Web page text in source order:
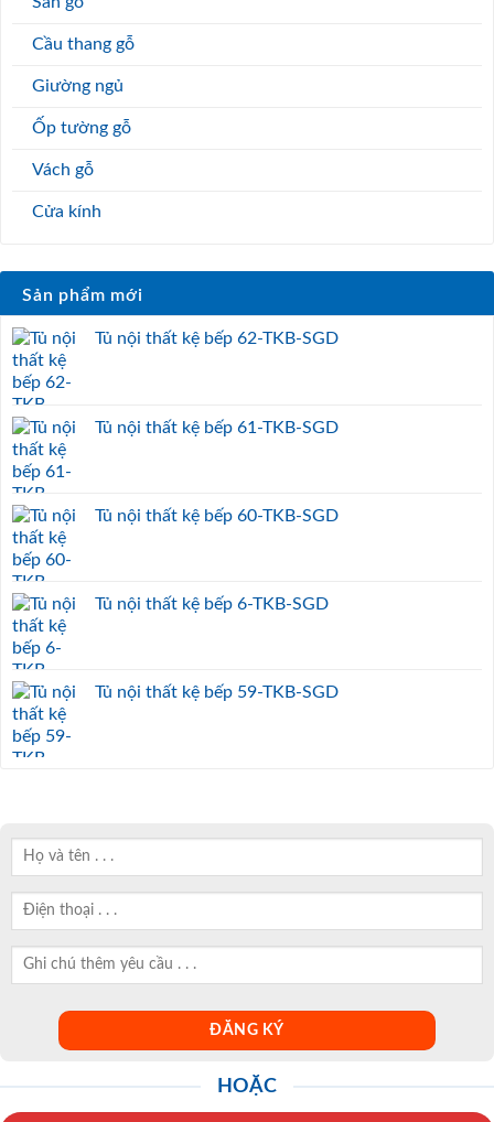
Cầu thang gỗ
Giường ngủ
Ốp tường gỗ
Vách gỗ
Cửa kính
Sản phẩm mới
Tủ nội thất kệ bếp 62-TKB-SGD
Tủ nội thất kệ bếp 61-TKB-SGD
Tủ nội thất kệ bếp 60-TKB-SGD
Tủ nội thất kệ bếp 6-TKB-SGD
Tủ nội thất kệ bếp 59-TKB-SGD
HOẶC